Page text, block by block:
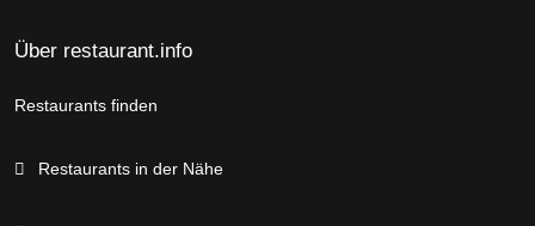
Über restaurant.info
Restaurants finden
Restaurants in der Nähe